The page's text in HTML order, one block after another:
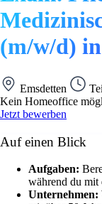
(m/w/d)
Emsdetten
Kein Homeoffice
Jetzt bewerben
Auf einen Blick
Aufgaben:
während du mit
Unternehmen: